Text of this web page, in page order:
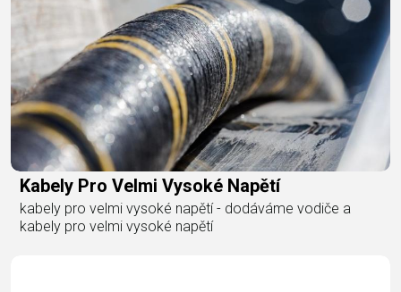
Kabely Pro Velmi Vysoké Napětí
kabely pro velmi vysoké napětí - dodáváme vodiče a
kabely pro velmi vysoké napětí